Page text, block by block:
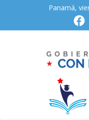
Panamá,